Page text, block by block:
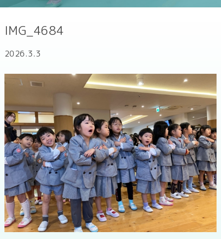
IMG_4684
2026.3.3